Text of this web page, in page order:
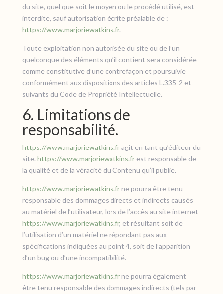
du site, quel que soit le moyen ou le procédé utilisé, est
interdite, sauf autorisation écrite préalable de :
https://www.marjoriewatkins.fr.
Toute exploitation non autorisée du site ou de l’un
quelconque des éléments qu’il contient sera considérée
comme constitutive d’une contrefaçon et poursuivie
conformément aux dispositions des articles L.335-2 et
suivants du Code de Propriété Intellectuelle.
6. Limitations de
responsabilité.
https://www.marjoriewatkins.fragit en tant qu’éditeur du
site. https://www.marjoriewatkins.frest responsable de
la qualité et de la véracité du Contenu qu’il publie.
https://www.marjoriewatkins.frne pourra être tenu
responsable des dommages directs et indirects causés
au matériel de l’utilisateur, lors de l’accès au site internet
https://www.marjoriewatkins.fr, et résultant soit de
l’utilisation d’un matériel ne répondant pas aux
spécifications indiquées au point 4, soit de l’apparition
d’un bug ou d’une incompatibilité.
https://www.marjoriewatkins.frne pourra également
être tenu responsable des dommages indirects (tels par